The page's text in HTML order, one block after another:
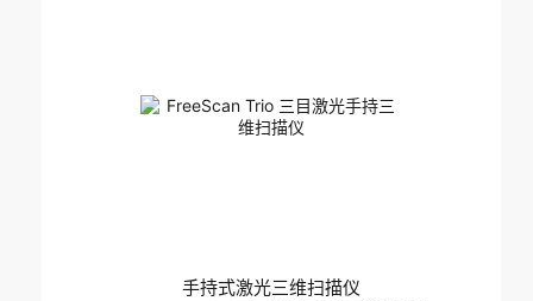
手持式激光三维扫描仪